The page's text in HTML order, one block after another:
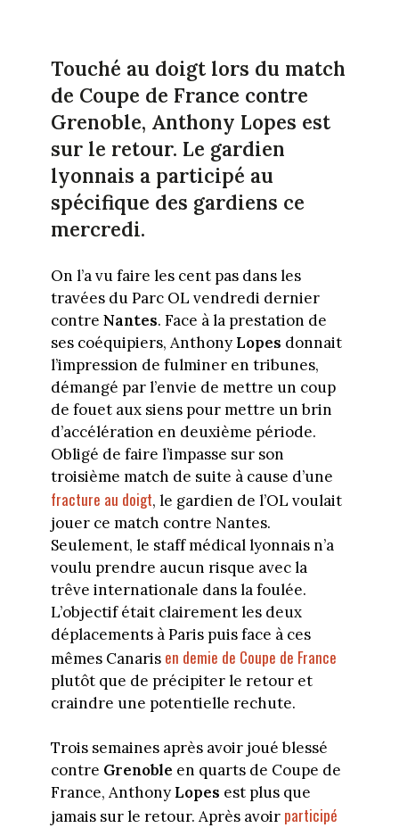
Touché au doigt lors du match
de Coupe de France contre
Grenoble, Anthony Lopes est
sur le retour. Le gardien
lyonnais a participé au
spécifique des gardiens ce
mercredi.
On l’a vu faire les cent pas dans les
travées du Parc OL vendredi dernier
contre Nantes. Face à la prestation de
ses coéquipiers, Anthony Lopes donnait
l’impression de fulminer en tribunes,
démangé par l’envie de mettre un coup
de fouet aux siens pour mettre un brin
d’accélération en deuxième période.
Obligé de faire l’impasse sur son
troisième match de suite à cause d’une
fracture au doigt, le gardien de l’OL voulait
jouer ce match contre Nantes.
Seulement, le staff médical lyonnais n’a
voulu prendre aucun risque avec la
trêve internationale dans la foulée.
L’objectif était clairement les deux
déplacements à Paris puis face à ces
mêmes Canarisen demie de Coupe de France
plutôt que de précipiter le retour et
craindre une potentielle rechute.
Trois semaines après avoir joué blessé
contre Grenoble en quarts de Coupe de
France, Anthony Lopes est plus que
jamais sur le retour. Après avoir participé